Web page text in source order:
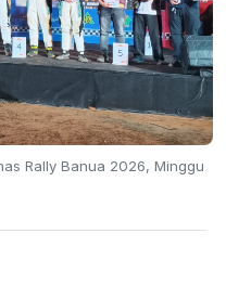
Rally Banua 2026, Minggu